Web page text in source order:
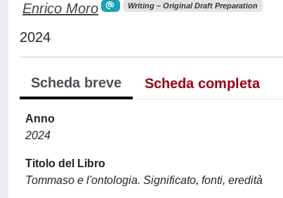
Enrico Moro Writing – Original Draft Preparation
2024
Scheda breve Scheda completa
Anno
2024
Titolo del Libro
Tommaso e l'ontologia. Significato, fonti, eredità